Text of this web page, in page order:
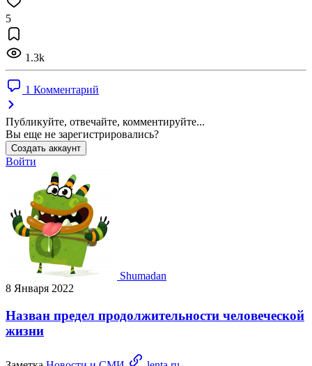
5
1.3k
1 Комментарий
Публикуйте, отвечайте, комментируйте...
Вы еще не зарегистрировались?
Создать аккаунт
Войти
Shumadan
8 Января 2022
Назван предел продолжительности человеческой
жизни